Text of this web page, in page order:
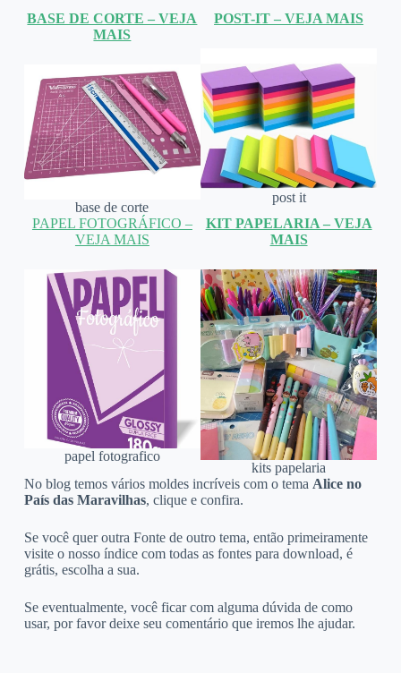
BASE DE CORTE – VEJA
MAIS
base de corte
POST-IT – VEJA MAIS
post it
PAPEL FOTOGRÁFICO –
VEJA MAIS
papel fotografico
KIT PAPELARIA – VEJA
MAIS
kits papelaria
No blog temos vários moldes incríveis com o tema Alice no
País das Maravilhas, clique e confira.
Se você quer outra Fonte de outro tema, então primeiramente
visite o nosso índice com todas as fontes para download, é
grátis, escolha a sua.
Se eventualmente, você ficar com alguma dúvida de como
usar, por favor deixe seu comentário que iremos lhe ajudar.